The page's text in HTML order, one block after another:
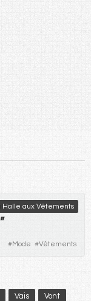
Halle aux Vêtements
"
#Mode #Vêtements
Vais Vont